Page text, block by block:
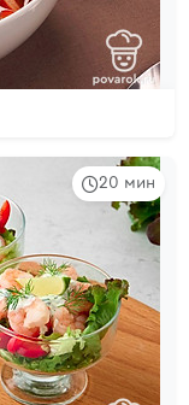
20 мин